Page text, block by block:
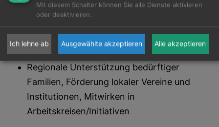
Lean Projekte zur Papierreduktion
Regional Wirken
Regionale Unterstützung bedürftiger
Familien, Förderung lokaler Vereine und
Institutionen, Mitwirken in
Arbeitskreisen/Initiativen
Mit diesem Schalter können Sie alle Dienste aktivieren
oder deaktivieren.
Ich lehne ab Ausgewählte akzeptieren Alle akzeptieren